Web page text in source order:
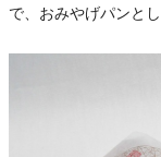
で、おみやげパンと